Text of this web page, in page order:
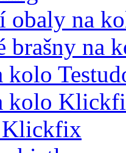
obaly na
brašny na
kolo
kolo
Klickfix